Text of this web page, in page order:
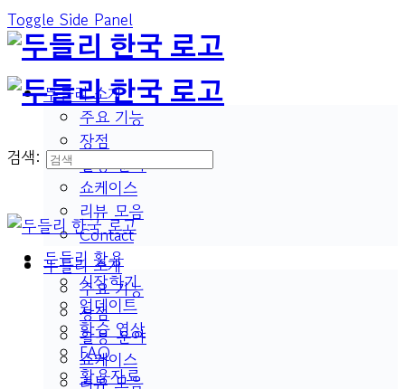
Toggle Side Panel
두들리 소개
주요 기능
장점
활용 분야
쇼케이스
리뷰 모음
Contact
두들리 활용
시작하기
업데이트
학습 영상
FAQ
활용자료
검색:
두들리 소개
주요 기능
장점
활용 분야
쇼케이스
리뷰 모음